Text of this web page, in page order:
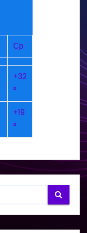
Ср
+32
°
+19
°